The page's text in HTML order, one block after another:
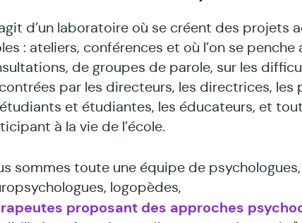
d’un laboratoire où se créent des projets
: ateliers, conférences et où l’on se penche
de groupes de parole, sur les
par les directeurs, les directrices, les
et étudiantes, les éducateurs, et
à la vie de l’école.
sommes toute une équipe de
logopèdes,
proposant des approches